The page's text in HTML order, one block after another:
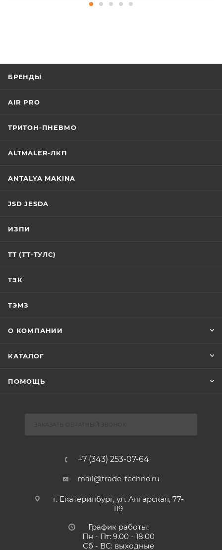
БРЕНДЫ
AIR PRO
ТРИТОН-ПНЕВМО
ALTMALER-ЛКП
ANTALYA MAKINA
JSD JESDA
ИЗПИ
ТТ (ТТ-ТУЛС)
ТЗК
ТЭМЗ
О КОМПАНИИ
КАТАЛОГ
ПОМОЩЬ
+7 (343) 253-07-64
mail@trade-techno.ru
г. Екатеринбург, ул. Ангарская, 77-
119
График работы:
Пн - Пт: 9.00 - 18.00
Сб - ВС: выходные